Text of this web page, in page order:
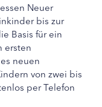
Neuer
bis zur
Basis für ein
ersten
neuen
von zwei bis
per Telefon